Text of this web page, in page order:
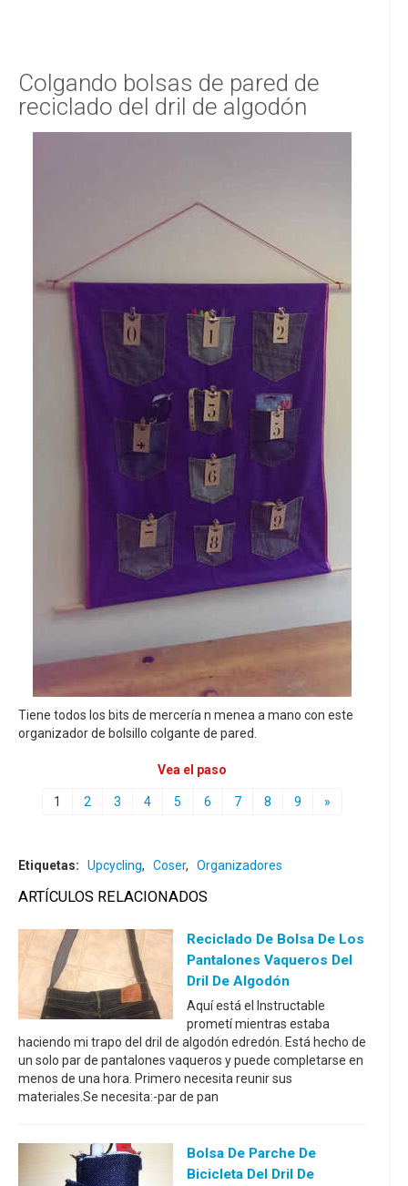
Colgando bolsas de pared de
reciclado del dril de algodón
Tiene todos los bits de mercería n menea a mano con este
organizador de bolsillo colgante de pared.
Vea el paso
1 2 3 4 5 6 7 8 9 »
Etiquetas: Upcycling, Coser, Organizadores
ARTÍCULOS RELACIONADOS
Reciclado De Bolsa De Los
Pantalones Vaqueros Del
Dril De Algodón
Aquí está el Instructable
prometí mientras estaba
haciendo mi trapo del dril de algodón edredón. Está hecho de
un solo par de pantalones vaqueros y puede completarse en
menos de una hora. Primero necesita reunir sus
materiales.Se necesita:-par de pan
Bolsa De Parche De
Bicicleta Del Dril De